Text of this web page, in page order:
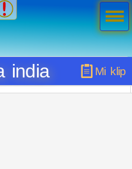
Mi klip
india
Men
ú